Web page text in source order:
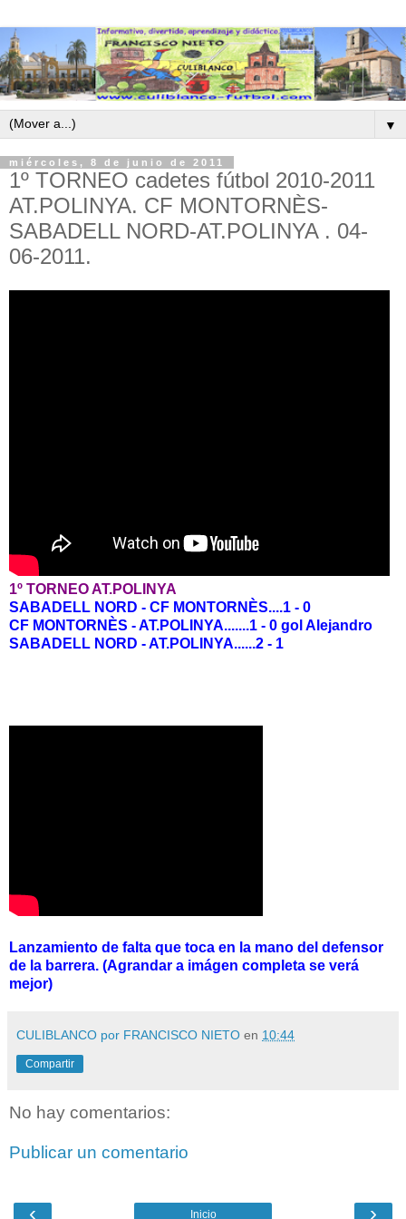
▼
miércoles, 8 de junio de 2011
1º TORNEO cadetes fútbol 2010-2011
AT.POLINYA. CF MONTORNÈS-
SABADELL NORD-AT.POLINYA . 04-
06-2011.
1º TORNEO AT.POLINYA
SABADELL NORD - CF MONTORNÈS....1 - 0
CF MONTORNÈS - AT.POLINYA.......1 - 0 gol Alejandro
SABADELL NORD - AT.POLINYA......2 - 1
Lanzamiento de falta que toca en la mano del defensor
de la barrera. (Agrandar a imágen completa se verá
mejor)
CULIBLANCO por FRANCISCO NIETO en 10:44
Compartir
No hay comentarios:
Publicar un comentario
‹ ›
Inicio